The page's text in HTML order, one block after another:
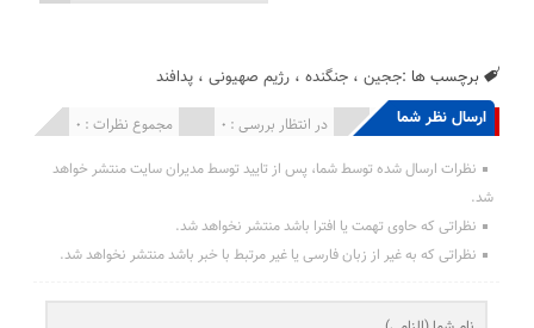
برچسب ها :ججین ،جنگنده ،رژیم صهیونی ،پدافند
ارسال نظر شما مجموع نظرات : 0 در انتظار بررسی : 0 انتشار یافته : 0
نظرات ارسال شده توسط شما، پس از تایید توسط مدیران سایت منتشر خواهد
شد.
نظراتی که حاوی تهمت یا افترا باشد منتشر نخواهد شد.
نظراتی که به غیر از زبان فارسی یا غیر مرتبط با خبر باشد منتشر نخواهد شد.